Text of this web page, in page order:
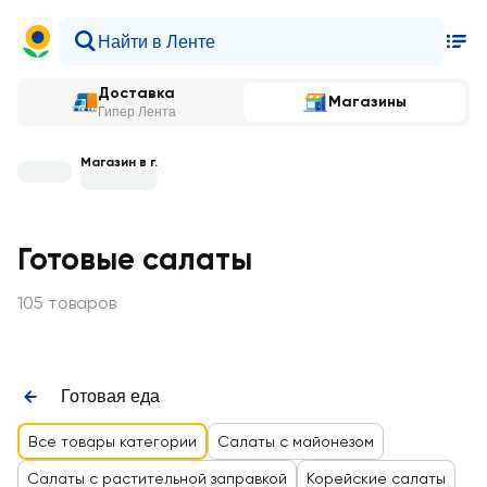
Доставка
Гипер Лента
Магазины
Магазин в г.
Готовые салаты
105 товаров
Готовая еда
Все товары категории Салаты с майонезом
Салаты с растительной заправкой Корейские салаты